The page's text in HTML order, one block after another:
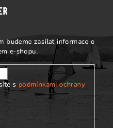
p
i
u
budeme zasílat informace o
e-shopu.
s podmínkami ochrany